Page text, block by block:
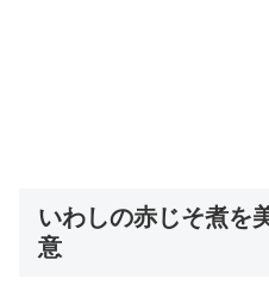
いわしの赤じそ煮を
意